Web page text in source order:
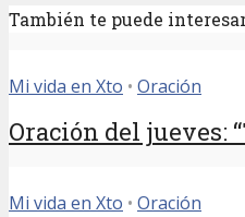
También te puede
Mi vida en Xto • Oración
Oración del jueves:
Mi vida en Xto • Oración